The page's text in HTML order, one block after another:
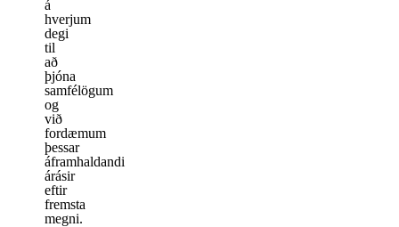
á
hverjum
degi
til
að
þjóna
samfélögum
og
við
fordæmum
þessar
áframhaldandi
árásir
eftir
fremsta
megni.